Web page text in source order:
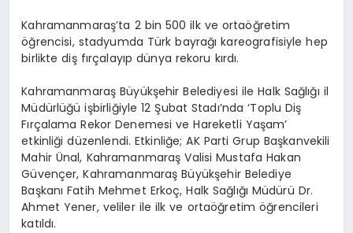
Kahramanmaraş’ta 2 bin 500 ilk ve ortaöğretim
öğrencisi, stadyumda Türk bayrağı kareografisiyle hep
birlikte diş fırçalayıp dünya rekoru kırdı.
Kahramanmaraş Büyükşehir Belediyesi ile Halk Sağlığı il
Müdürlüğü işbirliğiyle 12 Şubat Stadı’nda ‘Toplu Diş
Fırçalama Rekor Denemesi ve Hareketli Yaşam’
etkinliği düzenlendi. Etkinliğe; AK Parti Grup Başkanvekili
Mahir Ünal, Kahramanmaraş Valisi Mustafa Hakan
Güvençer, Kahramanmaraş Büyükşehir Belediye
Başkanı Fatih Mehmet Erkoç, Halk Sağlığı Müdürü Dr.
Ahmet Yener, veliler ile ilk ve ortaöğretim öğrencileri
katıldı.